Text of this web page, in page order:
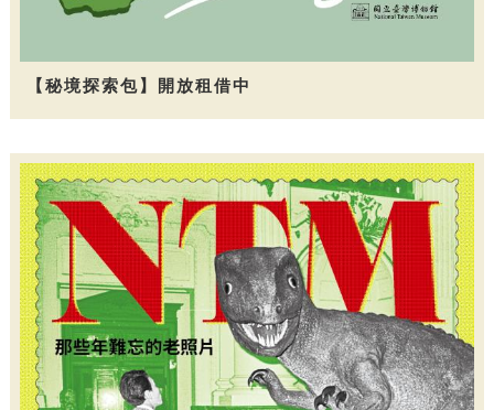
【秘境探索包】開放租借中